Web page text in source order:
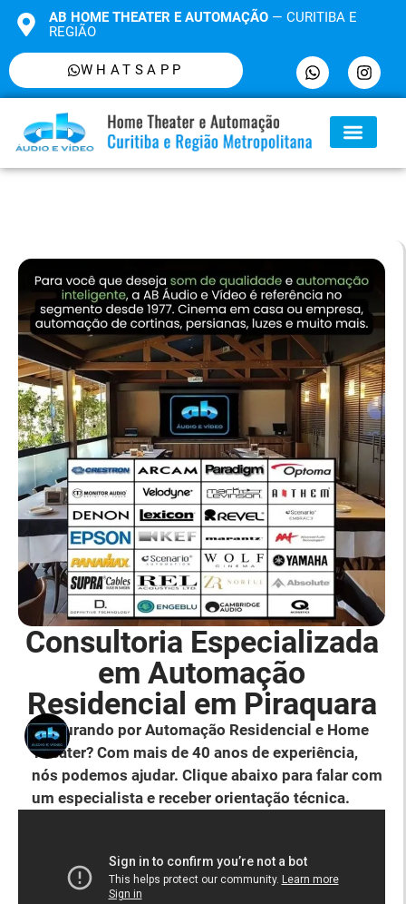
AB HOME THEATER E AUTOMAÇÃO— CURITIBA E
REGIÃO
WHATSAPP
Consultoria Especializada
em Automação
Residencial em Piraquara
Procurando por Automação Residencial e Home
Theater? Com mais de 40 anos de experiência,
nós podemos ajudar. Clique abaixo para falar com
um especialista e receber orientação técnica.